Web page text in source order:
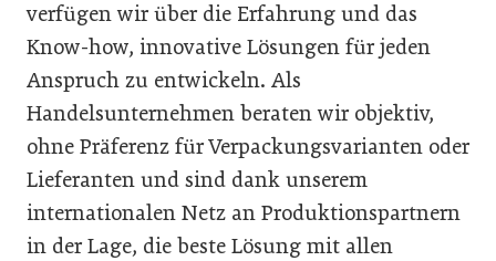
verfügen wir über die Erfahrung und das
Know-how, innovative Lösungen für jeden
Anspruch zu entwickeln. Als
Handelsunternehmen beraten wir objektiv,
ohne Präferenz für Verpackungsvarianten oder
Lieferanten und sind dank unserem
internationalen Netz an Produktionspartnern
in der Lage, die beste Lösung mit allen